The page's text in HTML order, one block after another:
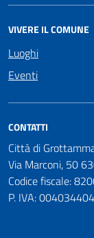
VIVERE IL COMUNE
Luoghi
Eventi
CONTATTI
Città di
Via Marconi, 50
Codice fiscale:
P. IVA: